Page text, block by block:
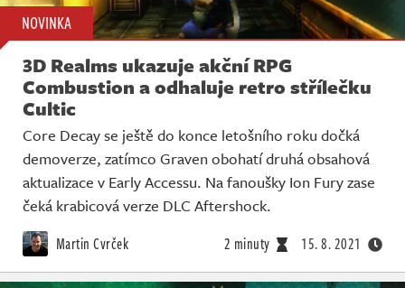
NOVINKA
3D Realms ukazuje akční RPG
Combustion a odhaluje retro střílečku
Cultic
Core Decay se ještě do konce letošního roku dočká
demoverze, zatímco Graven obohatí druhá obsahová
aktualizace v Early Accessu. Na fanoušky Ion Fury zase
čeká krabicová verze DLC Aftershock.
Martin Cvrček 2 minuty 15. 8. 2021